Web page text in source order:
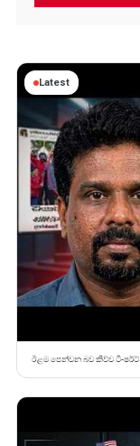
Latest
ඊළම පෙන්වන බව කිව්ව ටී-